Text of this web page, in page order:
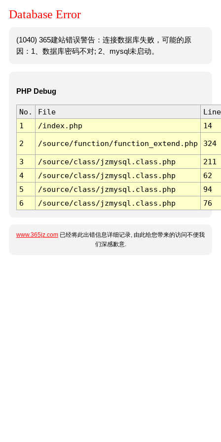
Database Error
(1040) 365建站错误警告：连接数据库失败，可能的原
因：1、数据库密码不对; 2、mysql未启动。
PHP Debug
No. File
Line
1
/index.php 14
2 /source/function/function_extend.php 324
3 /source/class/jzmysql.class.php
211
4
/source/class/jzmysql.class.php
62
5
/source/class/jzmysql.class.php
94
6
/source/class/jzmysql.class.php 76
www.365jz.com 已经将此出错信息详细记录, 由此给您带来的访问不便我
们深感歉意.